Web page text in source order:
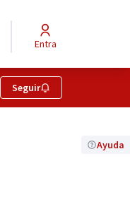
Entra
Seguir
Ayuda